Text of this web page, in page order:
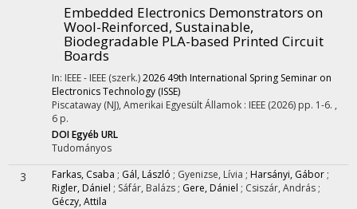
Embedded Electronics Demonstrators on
Wool-Reinforced, Sustainable,
Biodegradable PLA-based Printed Circuit
Boards
In: IEEE - IEEE (szerk.)2026 49th International Spring Seminar on
Electronics Technology (ISSE)
Piscataway (NJ), Amerikai Egyesült Államok : IEEE (2026) pp. 1-6. ,
6 p.
DOIEgyéb URL
Tudományos
3 Farkas, Csaba ; Gál, László ; Gyenizse, Lívia ; Harsányi, Gábor ;
Rigler, Dániel ; Sáfár, Balázs ; Gere, Dániel ; Csiszár, András ;
Géczy, Attila